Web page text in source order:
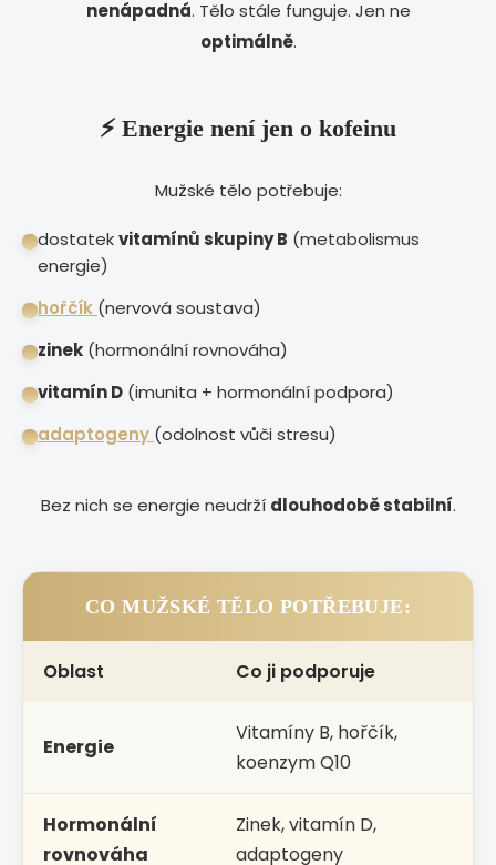
nenápadná. Tělo stále funguje. Jen ne
optimálně.
⚡ Energie není jen o kofeinu
Mužské tělo potřebuje:
dostatekvitamínů skupiny B (metabolismus
energie)
hořčík (nervová soustava)
zinek (hormonální rovnováha)
vitamín D (imunita + hormonální podpora)
adaptogeny (odolnost vůči stresu)
Bez nich se energie neudrží dlouhodobě stabilní.
CO MUŽSKÉ TĚLO POTŘEBUJE:
Oblast Co ji podporuje
Energie
Vitamíny B, hořčík,
koenzym Q10
Hormonální
rovnováha
Zinek, vitamín D,
adaptogeny